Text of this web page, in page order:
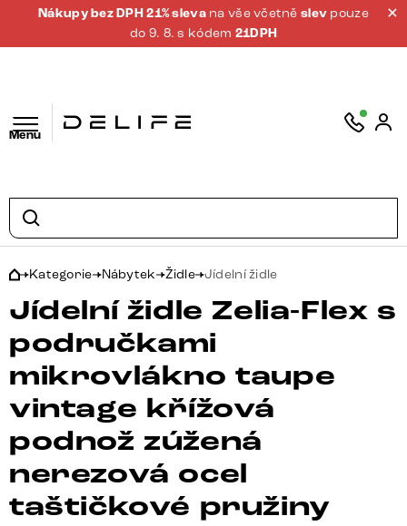
Nákupy bez DPH 21% sleva na vše včetněslev pouze
do 9. 8. s kódem 21DPH
Menu
Kategorie Nábytek Židle Jídelní židle
Jídelní židle Zelia-Flex s
područkami
mikrovlákno taupe
vintage křížová
podnož zúžená
nerezová ocel
taštičkové pružiny